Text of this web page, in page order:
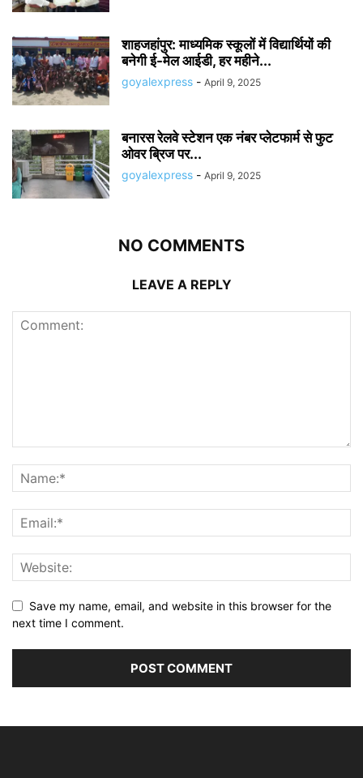
शाहजहांपुर: माध्यमिक स्कूलाें में विद्यार्थियों की
बनेगी ई-मेल आईडी, हर महीने...
goyalexpress - April 9, 2025
बनारस रेलवे स्टेशन एक नंबर प्लेटफार्म से फुट
ओवर ब्रिज पर...
goyalexpress - April 9, 2025
NO COMMENTS
LEAVE A REPLY
Save my name, email, and website in this browser for the
next time I comment.